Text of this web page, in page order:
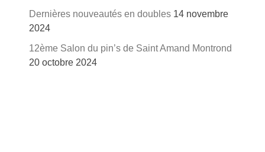
Dernières nouveautés en doubles 14 novembre
2024
12ème Salon du pin’s de Saint Amand Montrond
20 octobre 2024